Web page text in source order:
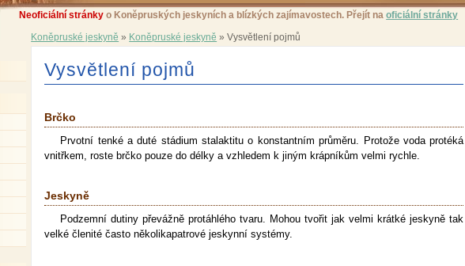
Neoficiální stránky o Koněpruských jeskyních a blízkých zajímavostech. Přejít naoficiální stránky
Koněpruské jeskyně » Koněpruské jeskyně »Vysvětlení pojmů
Vysvětlení pojmů
Brčko
Prvotní tenké a duté stádium stalaktitu o konstantním průměru. Protože voda protéká
vnitřkem, roste brčko pouze do délky a vzhledem k jiným krápníkům velmi rychle.
Jeskyně
Podzemní dutiny převážně protáhlého tvaru. Mohou tvořit jak velmi krátké jeskyně tak
velké členité často několikapatrové jeskynní systémy.